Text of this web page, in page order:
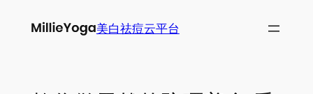
美白祛痘云平台